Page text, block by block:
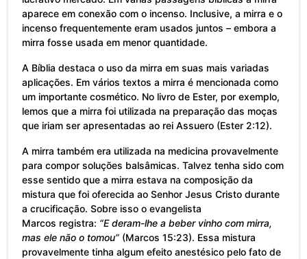
aparece em conexão com o incenso. Inclusive, a mirra e o
incenso frequentemente eram usados juntos ­­– embora a
mirra fosse usada em menor quantidade.
A Bíblia destaca o uso da mirra em suas mais variadas
aplicações. Em vários textos a mirra é mencionada como
um importante cosmético. No livro de Ester, por exemplo,
lemos que a mirra foi utilizada na preparação das moças
que iriam ser apresentadas ao rei Assuero (Ester 2:12).
A mirra também era utilizada na medicina provavelmente
para compor soluções balsâmicas. Talvez tenha sido com
esse sentido que a mirra estava na composição da
mistura que foi oferecida ao Senhor Jesus Cristo durante
a crucificação. Sobre isso o evangelista
Marcos registra: “E deram-lhe a beber vinho com mirra,
mas ele não o tomou” (Marcos 15:23). Essa mistura
provavelmente tinha algum efeito anestésico pelo fato de